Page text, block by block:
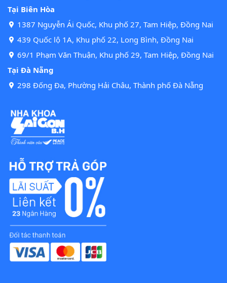
Tại Biên Hòa
1387 Nguyễn Ái Quốc, Khu phố 27, Tam Hiệp, Đồng Nai
439 Quốc lộ 1A, Khu phố 22, Long Bình, Đồng Nai
69/1 Phạm Văn Thuận, Khu phố 29, Tam Hiệp, Đồng Nai
Tại Đà Nẵng
298 Đống Đa, Phường Hải Châu, Thành phố Đà Nẵng